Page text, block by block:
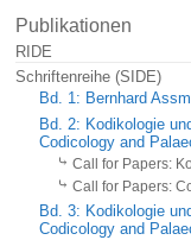
Publikationen
RIDE
Schriftenreihe (SIDE)
Bd. 1: Bernhard
Bd. 2: Kodikologie
Codicology and
Call for Papers:
Call for Papers:
Bd. 3: Kodikologie
Codicology and